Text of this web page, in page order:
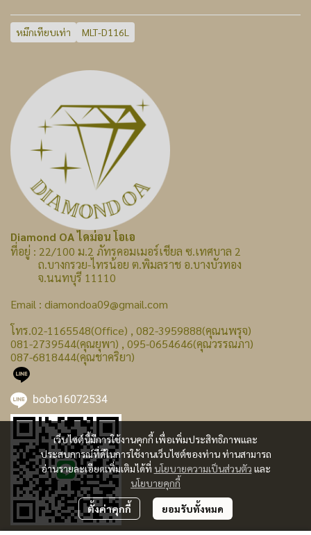
หมึกเทียบเท่า MLT-D116L
เว็บไซต์นี้มีการใช้งานคุกกี้ เพื่อเพิ่มประสิทธิภาพและ
ประสบการณ์ที่ดีในการใช้งานเว็บไซต์ของท่าน ท่านสามารถ
อ่านรายละเอียดเพิ่มเติมได้ที่ นโยบายความเป็นส่วนตัว และ
นโยบายคุกกี้
ตั้งค่าคุกกี้ ยอมรับทั้งหมด
Diamond OA ไดม่อน โอเอ
ที่อยู่ : 22/100 ม.2 ภัทรคอมเมอร์เชียล ซ.เทศบาล 2
ถ.บางกรวย-ไทรน้อย ต.พิมลราช อ.บางบัวทอง
จ.นนทบุรี 11110
Email : diamondoa09@gmail.com
โทร.02-1165548(Office) , 082-3959888(คุณนพรุจ)
081-2739544(คุณยุพา) , 095-0654646(คุณวรรณภา)
087-6818444(คุณชาคริยา)
bobo16072534